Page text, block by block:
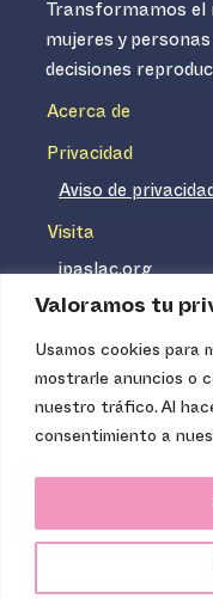
Valoramos tu
Usamos cookies para
mostrarle anuncios o
nuestro tráfico. Al
consentimiento a
Transformamos el
mujeres y
decisiones
Acerca de
Privacidad
Aviso de
Visita
ipaslac.org
ipasmexico.org
Ipas no es un
servicios se
técnica necesaria
de calidad. Los